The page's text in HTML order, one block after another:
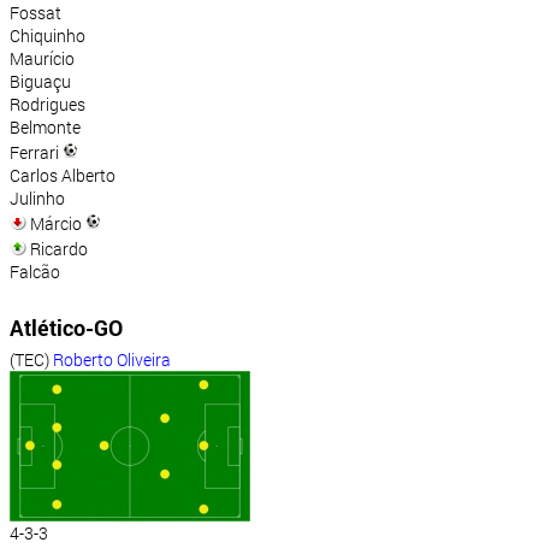
Fossat
Chiquinho
Maurício
Biguaçu
Rodrigues
Belmonte
Ferrari
Carlos Alberto
Julinho
Márcio
Ricardo
Falcão
Atlético-GO
(TEC) Roberto Oliveira
4-3-3